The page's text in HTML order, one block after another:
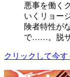
悪事を働く
いくリョー
険者特性が
で……。脱サ
クリックして今す